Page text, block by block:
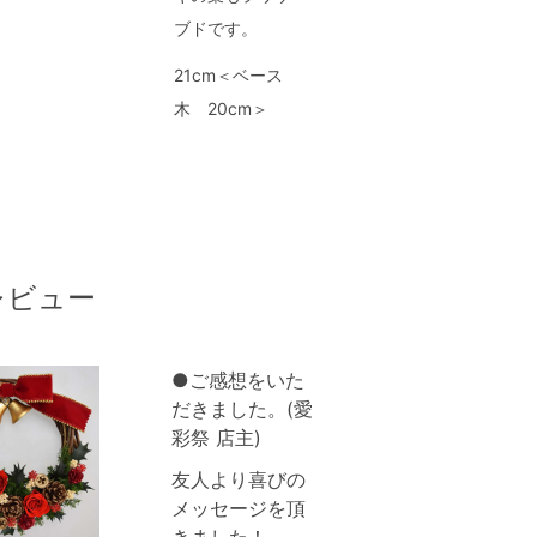
ブドです。
21cm＜ベース
木 20cm＞
ュー
●ご感想をいた
だきました。(愛
彩祭 店主)
友人より喜びの
メッセージを頂